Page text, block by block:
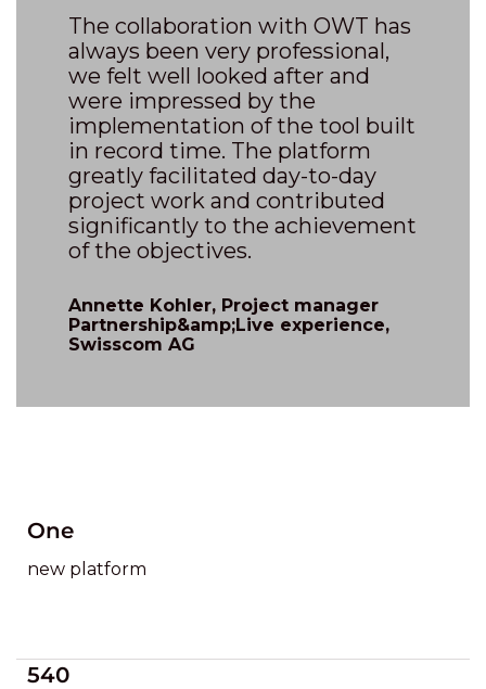
The collaboration with OWT has
always been very professional,
we felt well looked after and
were impressed by the
implementation of the tool built
in record time. The platform
greatly facilitated day-to-day
project work and contributed
significantly to the achievement
of the objectives.
Annette Kohler, Project manager
Partnership&amp;Live experience,
Swisscom AG
One
new platform
540